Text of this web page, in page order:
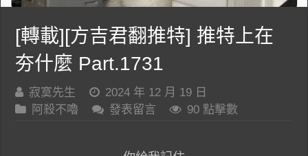
[轉載][方吉君翻推特] 推特上在
夯什麼 Part.1731
寂寞先生
2024 年 12 月 19 日
阿殺不嚕
發表留言 90 點擊數